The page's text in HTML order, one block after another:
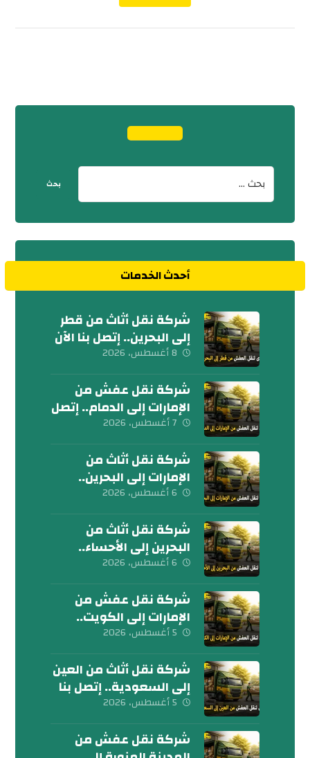
أحدث الخدمات
شركة نقل أثاث من قطر
إلى البحرين.. إتصل بنا الآن
8 أغسطس، 2026
شركة نقل عفش من
الإمارات إلى الدمام.. إتصل
الآن
7 أغسطس، 2026
شركة نقل أثاث من
الإمارات إلى البحرين..
كلمنا الآن
6 أغسطس، 2026
شركة نقل أثاث من
البحرين إلى الأحساء..
إتصل بنا الآن
6 أغسطس، 2026
شركة نقل عفش من
الإمارات إلى الكويت..
تواصل معنا الآن
5 أغسطس، 2026
شركة نقل أثاث من العين
إلى السعودية.. إتصل بنا
اليوم
5 أغسطس، 2026
شركة نقل عفش من